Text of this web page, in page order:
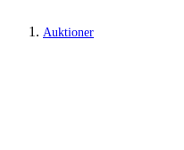
Auktioner